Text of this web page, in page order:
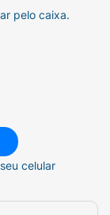
pelo caixa.
celular